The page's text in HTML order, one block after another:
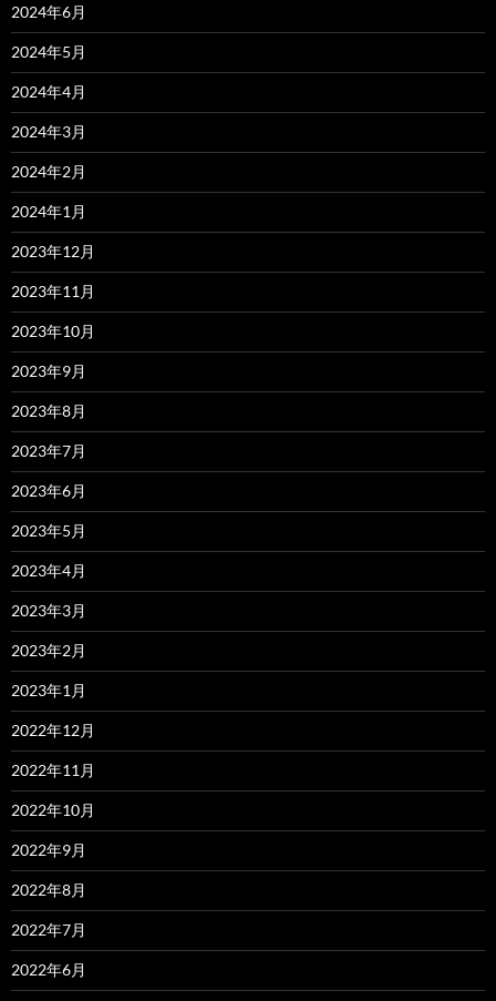
2024年6月
2024年5月
2024年4月
2024年3月
2024年2月
2024年1月
2023年12月
2023年11月
2023年10月
2023年9月
2023年8月
2023年7月
2023年6月
2023年5月
2023年4月
2023年3月
2023年2月
2023年1月
2022年12月
2022年11月
2022年10月
2022年9月
2022年8月
2022年7月
2022年6月